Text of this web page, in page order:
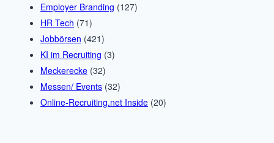
Employer Branding (127)
HR Tech (71)
Jobbörsen (421)
KI im Recruiting (3)
Meckerecke (32)
Messen/ Events (32)
Online-Recruiting.net Inside (20)